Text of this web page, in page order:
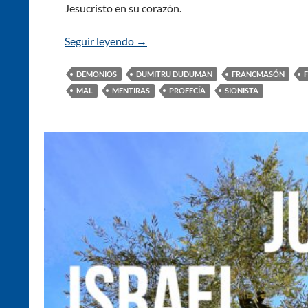
Jesucristo en su corazón.
Seguir leyendo La Guerra de Israel e Irán: La Tercer
→
DEMONIOS DUMITRU DUDUMAN FRANCMASÓN
MAL
MENTIRAS PROFECÍA SIONISTA